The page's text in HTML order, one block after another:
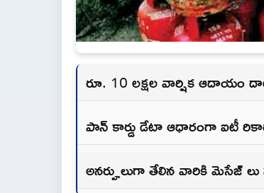
రూ. 10 లక్షల వార్షిక ఆదాయం
పాన్ కార్డు డేటా ఆధారంగా ఐటీ
అనర్హులుగా తేలిన వారికి మెసేజ్ లు